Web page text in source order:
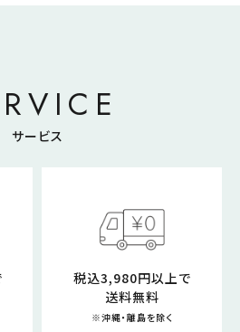
サービス
税込3,980円以上で
送料無料
※沖縄・離島を除く